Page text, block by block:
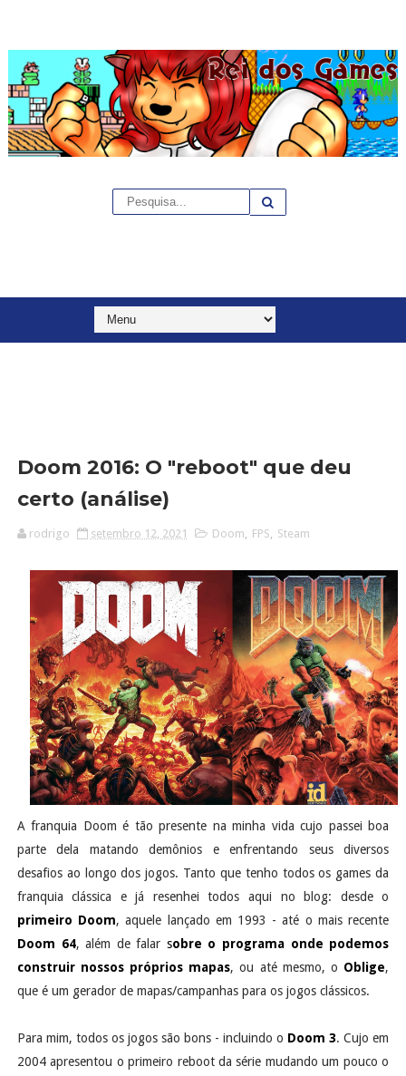
Doom 2016: O "reboot" que deu
certo (análise)
rodrigo setembro 12, 2021 Doom FPS Steam
A franquia Doom é tão presente na minha vida cujo passei boa
parte dela matando demônios e enfrentando seus diversos
desafios ao longo dos jogos. Tanto que tenho todos os games da
franquia clássica e já resenhei todos aqui no blog: desde o
primeiro Doom, aquele lançado em 1993 - até o mais recente
Doom 64, além de falar sobre o programa onde podemos
construir nossos próprios mapas, ou até mesmo, o Oblige,
que é um gerador de mapas/campanhas para os jogos clássicos.
Para mim, todos os jogos são bons - incluindo o Doom 3. Cujo em
2004 apresentou o primeiro reboot da série mudando um pouco o